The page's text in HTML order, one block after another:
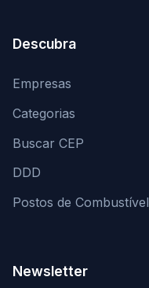
Descubra
Empresas
Categorias
Buscar CEP
DDD
Postos de Combustível
Newsletter